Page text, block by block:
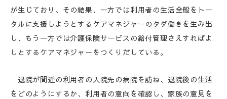
が生じており、その結果、一方では利用者の生活全般をトー
タルに支援しようとするケアマネジャーのタダ働きを生み出
し、もう一方では介護保険サービスの給付管理さえすればよ
しとするケアマネジャーをつくりだしている。
退院が間近の利用者の入院先の病院を訪ね、退院後の生活
をどのようにするか、利用者の意向を確認し、家族の意見を